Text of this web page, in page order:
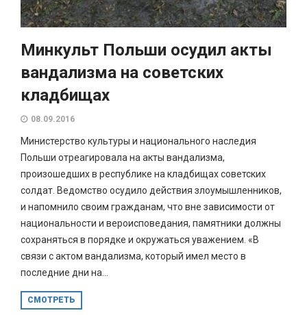
Минкульт Польши осудил акты
вандализма на советских
кладбищах
08.09.2016
Министерство культуры и национального наследия
Польши отреагировала на акты вандализма,
произошедших в республике на кладбищах советских
солдат. Ведомство осудило действия злоумышленников,
и напомнило своим гражданам, что вне зависимости от
национальности и вероисповедания, памятники должны
сохраняться в порядке и окружаться уважением. «В
связи с актом вандализма, который имел место в
последние дни на...
СМОТРЕТЬ